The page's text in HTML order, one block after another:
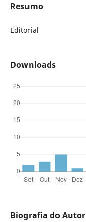
Resumo
Editorial
Downloads
Biografia do Autor